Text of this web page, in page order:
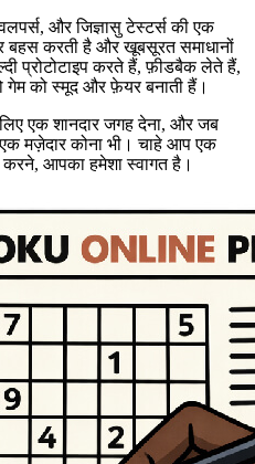
और जिज्ञासु टेस्टर्स की एक
बहस करती है और खूबसूरत समाधानों
प्रोटोटाइप करते हैं, फ़ीडबैक लेते हैं,
को स्मूद और फ़ेयर बनाती हैं।
एक शानदार जगह देना, और जब
मज़ेदार कोना भी। चाहे आप एक
आपका हमेशा स्वागत है।